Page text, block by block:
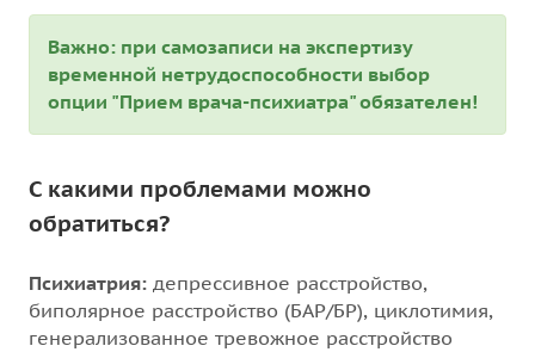
Важно: при самозаписи на экспертизу
временной нетрудоспособности выбор
опции "Прием врача-психиатра" обязателен!
С какими проблемами можно
обратиться?
Психиатрия: депрессивное расстройство,
биполярное расстройство (БАР/БР), циклотимия,
генерализованное тревожное расстройство